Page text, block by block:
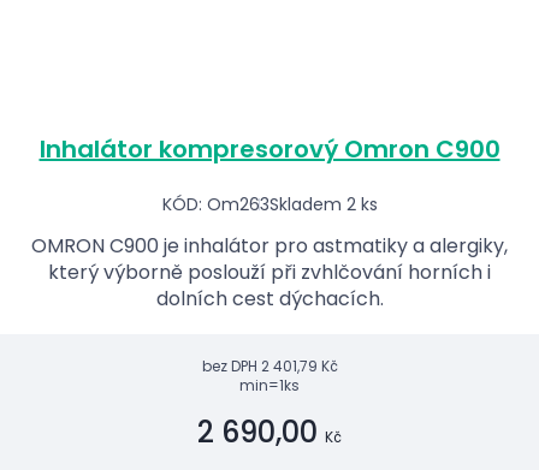
Inhalátor kompresorový Omron C900
KÓD: Om263Skladem 2 ks
OMRON C900 je inhalátor pro astmatiky a alergiky,
který výborně poslouží při zvhlčování horních i
dolních cest dýchacích.
bez DPH 2 401,79 Kč
min=1ks
2 690,00 Kč